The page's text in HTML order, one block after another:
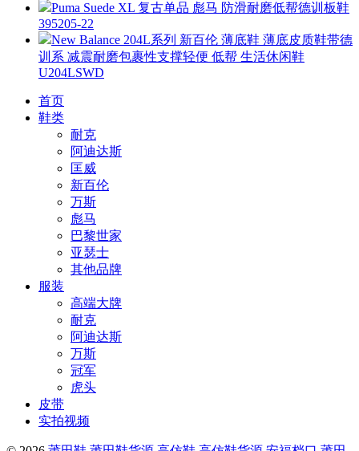
Puma Suede XL 复古单品 彪马 防滑耐磨低帮德训板鞋
395205-22
New Balance 204L系列 新百伦 薄底鞋 薄底皮质鞋带德
训系 减震耐磨包裹性支撑轻便 低帮 生活休闲鞋
U204LSWD
首页
鞋类
耐克
阿迪达斯
匡威
新百伦
万斯
彪马
巴黎世家
亚瑟士
其他品牌
服装
高端大牌
耐克
阿迪达斯
万斯
冠军
虎头
皮带
实拍视频